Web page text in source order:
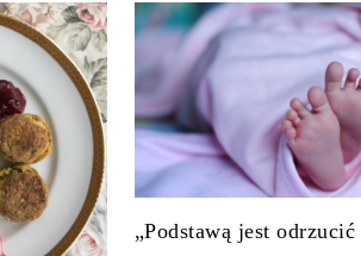
„Podstawą jest odrzucić